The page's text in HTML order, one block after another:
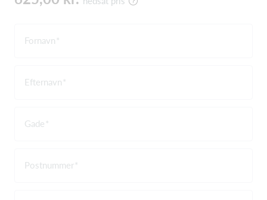
Fornavn
Efternavn
Gade
Postnummer